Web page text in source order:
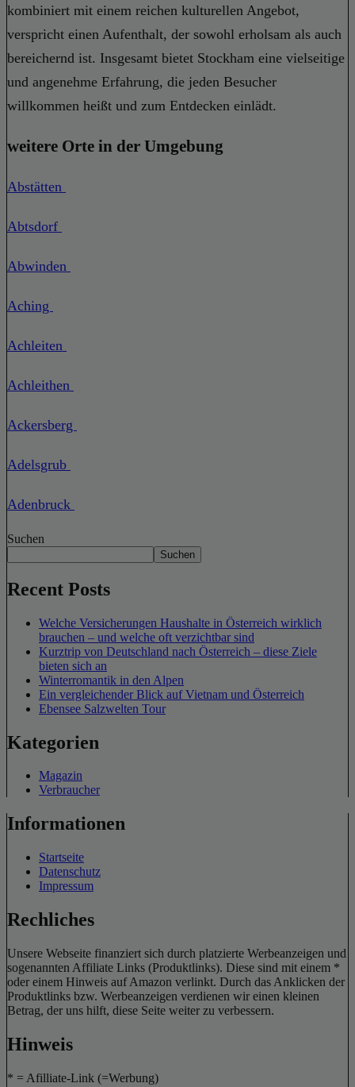
kombiniert mit einem reichen kulturellen Angebot,
verspricht einen Aufenthalt, der sowohl erholsam als auch
bereichernd ist. Insgesamt bietet Stockham eine vielseitige
und angenehme Erfahrung, die jeden Besucher
willkommen heißt und zum Entdecken einlädt.
weitere Orte in der Umgebung
Abstätten
Abtsdorf
Abwinden
Aching
Achleiten
Achleithen
Ackersberg
Adelsgrub
Adenbruck
Suchen
Suchen
Recent Posts
Welche Versicherungen Haushalte in Österreich wirklich
brauchen – und welche oft verzichtbar sind
Kurztrip von Deutschland nach Österreich – diese Ziele
bieten sich an
Winterromantik in den Alpen
Ein vergleichender Blick auf Vietnam und Österreich
Ebensee Salzwelten Tour
Kategorien
Magazin
Verbraucher
Informationen
Startseite
Datenschutz
Impressum
Rechliches
Unsere Webseite finanziert sich durch platzierte Werbeanzeigen und
sogenannten Affiliate Links (Produktlinks). Diese sind mit einem *
oder einem Hinweis auf Amazon verlinkt. Durch das Anklicken der
Produktlinks bzw. Werbeanzeigen verdienen wir einen kleinen
Betrag, der uns hilft, diese Seite weiter zu verbessern.
Hinweis
* = Afilliate-Link (=Werbung)